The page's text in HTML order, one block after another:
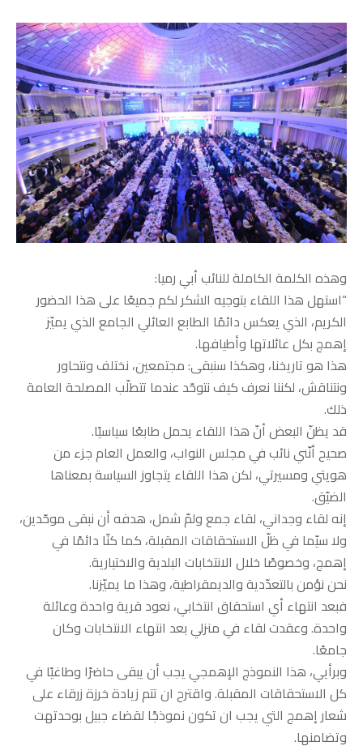
وهذه الكلمة الكاملة للنائب أبي رميا:
“استهل هذا اللقاء بتوجيه الشكر لكم جميعًا على هذا الحضور
الكريم، الذي يعكس دائمًا الطابع العائلي الجامع الذي يميّز
إهمج بكل عائلاتها وأطيافها.
هذا هو تاريخنا، وهكذا سنبقى: مجتمعين، نختلف ونتحاور
ونتناقش، لكننا نعرف كيف نتوحّد عندما تتطلّب المصلحة العامة
ذلك.
قد يظنّ البعض أنّ هذا اللقاء يحمل طابعًا سياسيًا.
صحيح أنّني نائب في مجلس النواب، والعمل العام جزء من
هويتي ومسيرتي، لكن هذا اللقاء يتجاوز السياسة بمعناها
الضيّق.
إنه لقاء وجداني، لقاء جمع ولمّ شمل، هدفه أن نبقى موحّدين،
ولا سيّما في ظلّ الاستحقاقات المقبلة، كما كنّا دائمًا في
إهمج، وخصوصًا خلال الانتخابات البلدية والاختيارية.
نحن نؤمن بالتعدّدية والديمقراطية، وهذا ما يميّزنا.
فبعد انتهاء أي استحقاق انتخابي، نعود قرية واحدة وعائلة
واحدة. وعقدت لقاء في منزلي بعد انتهاء الانتخابات وكان
جامعًا.
وبرأيي، هذا النموذج الإهمجي يجب أن يبقى حاضرًا وطاغيًا في
كل الاستحقاقات المقبلة. واقترح ان تتم زيادة خرزة زرقاء على
شعار إهمج التي يجب ان تكون نموذجًا لقضاء جبيل بوحدتهت
وتضامنها.